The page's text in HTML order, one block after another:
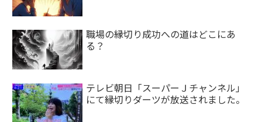
職場の縁切り成功への道はどこにあ
る？
テレビ朝日「スーパーＪチャンネル」
にて縁切りダーツが放送されました。